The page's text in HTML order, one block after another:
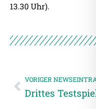
13.30 Uhr).
VORIGER
Drittes